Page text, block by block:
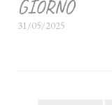
GIORNO
31/05/2025